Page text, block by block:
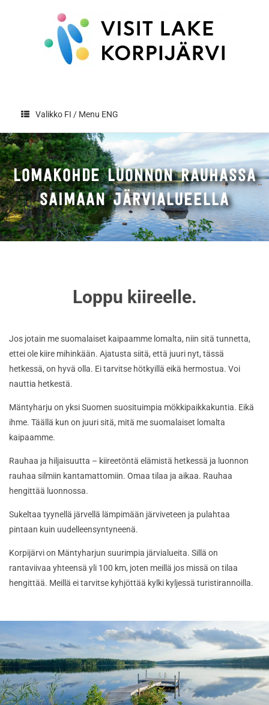
Valikko FI / Menu ENG
LOMAKOHDE LUONNON RAUHASSA
SAIMAAN JÄRVIALUEELLA
Loppu kiireelle.
Jos jotain me suomalaiset kaipaamme lomalta, niin sitä tunnetta,
ettei ole kiire mihinkään. Ajatusta siitä, että juuri nyt, tässä
hetkessä, on hyvä olla. Ei tarvitse hötkyillä eikä hermostua. Voi
nauttia hetkestä.
Mäntyharju on yksi Suomen suosituimpia mökkipaikkakuntia. Eikä
ihme. Täällä kun on juuri sitä, mitä me suomalaiset lomalta
kaipaamme.
Rauhaa ja hiljaisuutta – kiireetöntä elämistä hetkessä ja luonnon
rauhaa silmiin kantamattomiin. Omaa tilaa ja aikaa. Rauhaa
hengittää luonnossa.
Sukeltaa tyynellä järvellä lämpimään järviveteen ja pulahtaa
pintaan kuin uudelleensyntyneenä.
Korpijärvi on Mäntyharjun suurimpia järvialueita. Sillä on
rantaviivaa yhteensä yli 100 km, joten meillä jos missä on tilaa
hengittää. Meillä ei tarvitse kyhjöttää kylki kyljessä turistirannoilla.